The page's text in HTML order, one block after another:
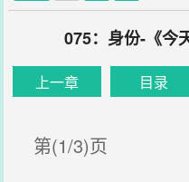
075：身份-《今
上一章 目录
第(1/3)页